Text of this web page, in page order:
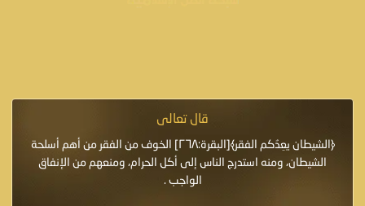
قال تعالى
﴿الشيطان يعِدُكم الفقر﴾[البقرة:٢٦٨] الخوف من الفقر من أهم أسلحة
الشيطان، ومنه استدرج الناس إلى أكل الحرام، ومنعهم من الإنفاق
الواجب .